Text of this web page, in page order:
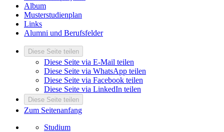
Album
Musterstudienplan
Links
Alumni und Berufsfelder
Diese Seite teilen
Diese Seite via E-Mail teilen
Diese Seite via WhatsApp teilen
Diese Seite via Facebook teilen
Diese Seite via LinkedIn teilen
Diese Seite teilen
Zum Seitenanfang
Studium